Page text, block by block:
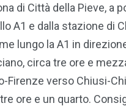
di Città della Pieve, a
A1 e dalla stazione di
lungo la A1 in
circa tre ore e
Firenze verso Chiusi-
ore e un quarto.